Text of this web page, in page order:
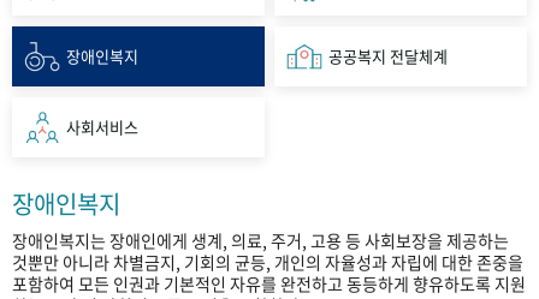
장애인복지 공공복지 전달체계
사회서비스
장애인복지
장애인복지는 장애인에게 생계, 의료, 주거, 고용 등 사회보장을 제공하는
것뿐만 아니라 차별금지, 기회의 균등, 개인의 자율성과 자립에 대한 존중을
포함하여 모든 인권과 기본적인 자유를 완전하고 동등하게 향유하도록 지원